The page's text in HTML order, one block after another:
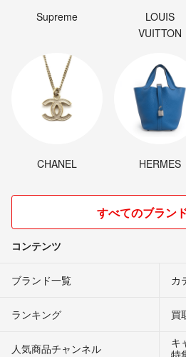
Supreme
LOUIS
VUITTON
CHANEL HERMES
すべてのブラン
コンテンツ
ブランド一覧 カ
ランキング 買
人気商品チャンネル
キ
特